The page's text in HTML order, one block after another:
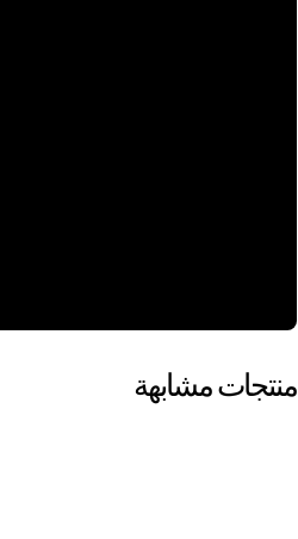
منتجات مشابهة